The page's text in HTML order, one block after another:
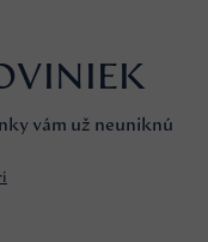
vám už neuniknú